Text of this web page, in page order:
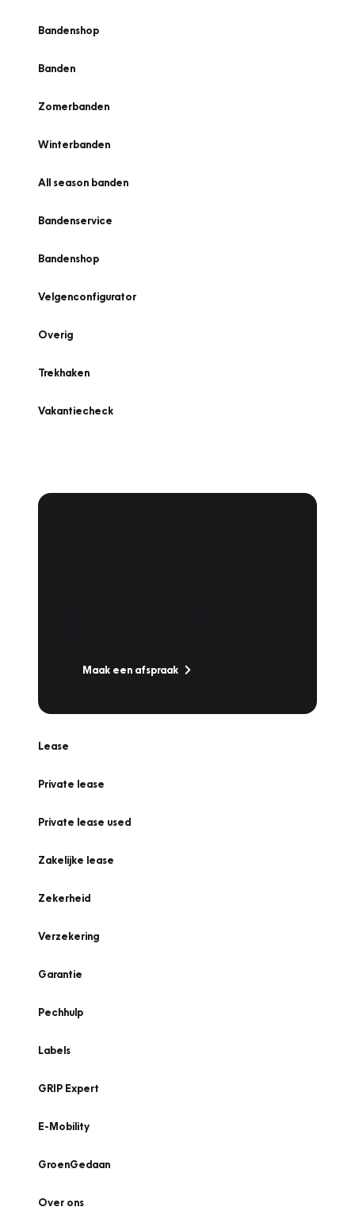
Bandenshop
Banden
Zomerbanden
Winterbanden
All season banden
Bandenservice
Bandenshop
Velgenconfigurator
Overig
Trekhaken
Vakantiecheck
Maak een afspraak
Lease
Private lease
Private lease used
Zakelijke lease
Zekerheid
Verzekering
Garantie
Pechhulp
Labels
GRIP Expert
E-Mobility
GroenGedaan
Over ons